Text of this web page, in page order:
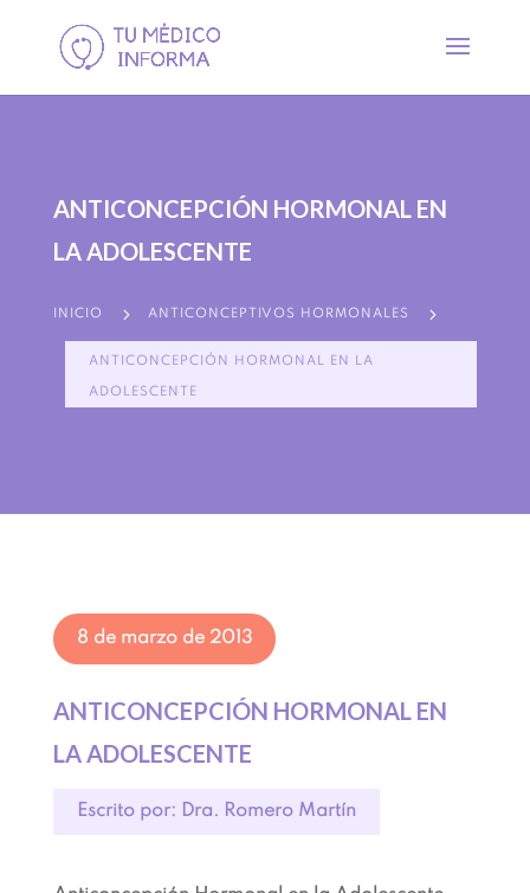
ANTICONCEPCIÓN HORMONAL EN
LA ADOLESCENTE
INICIO 5 ANTICONCEPTIVOS HORMONALES 5
ANTICONCEPCIÓN HORMONAL EN LA
ADOLESCENTE
8 de marzo de 2013
ANTICONCEPCIÓN HORMONAL EN
LA ADOLESCENTE
Escrito por: Dra. Romero Martín